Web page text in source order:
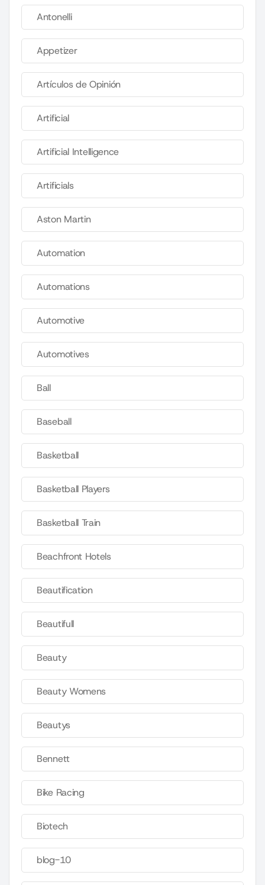
Antonelli
Appetizer
Artículos de Opinión
Artificial
Artificial Intelligence
Artificials
Aston Martin
Automation
Automations
Automotive
Automotives
Ball
Baseball
Basketball
Basketball Players
Basketball Train
Beachfront Hotels
Beautification
Beautifull
Beauty
Beauty Womens
Beautys
Bennett
Bike Racing
Biotech
blog-10